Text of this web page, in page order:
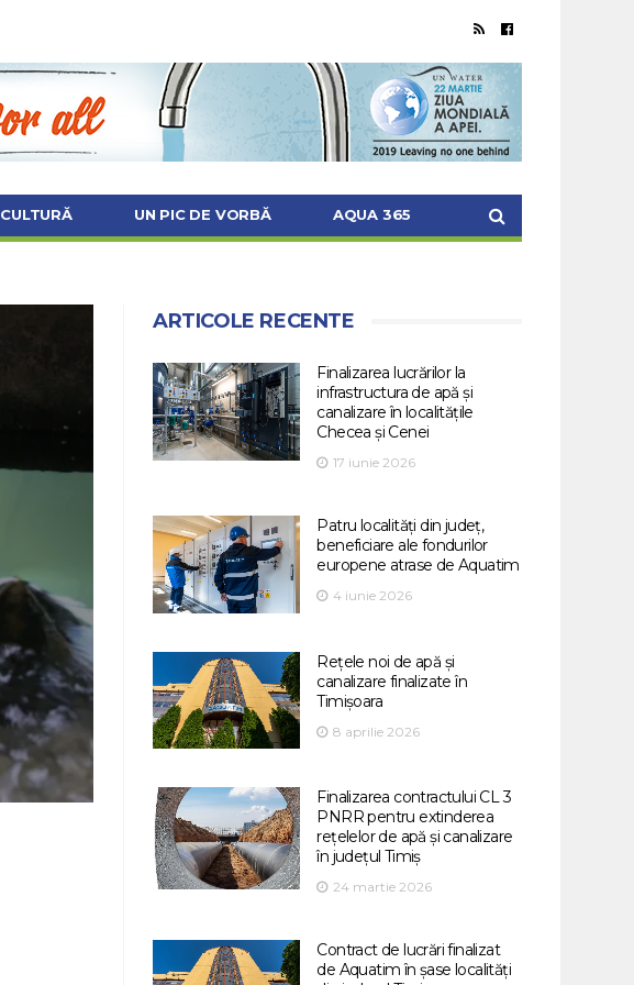
CULTURĂ UN PIC DE VORBĂ AQUA 365
ARTICOLE RECENTE
Finalizarea lucrărilor la
infrastructura de apă și
canalizare în localitățile
Checea și Cenei
17 iunie 2026
Patru localități din județ,
beneficiare ale fondurilor
europene atrase de Aquatim
4 iunie 2026
Rețele noi de apă și
canalizare finalizate în
Timișoara
8 aprilie 2026
Finalizarea contractului CL 3
PNRR pentru extinderea
rețelelor de apă și canalizare
în județul Timiș
24 martie 2026
Contract de lucrări finalizat
de Aquatim în șase localități